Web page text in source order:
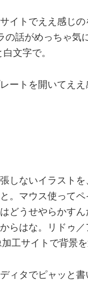
イトでええ感じ
の話がめっちゃ気
文字で。
ートを開いてえ
しないイラスト
。マウス使ってペ
どうせやらかす
らはな。リドゥ
工サイトで背景を
ィタでピャッと